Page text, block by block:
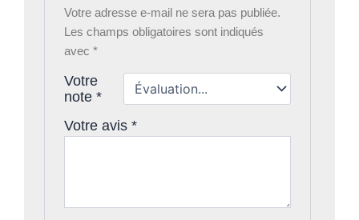
Votre adresse e-mail ne sera pas publiée.
Les champs obligatoires sont indiqués
avec*
Votre
note*
Votre avis*